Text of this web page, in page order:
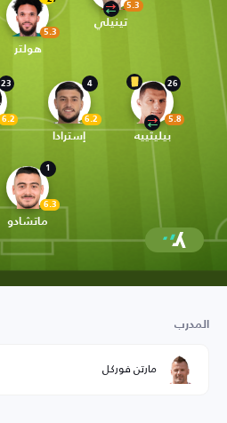
5.3
هولتر
5.3
تينيلي
23
6.2
4
6.2
إسترادا
26
5.8
بيليتييه
1
6.3
ماتشادو
المدرب
مارتن فوركل